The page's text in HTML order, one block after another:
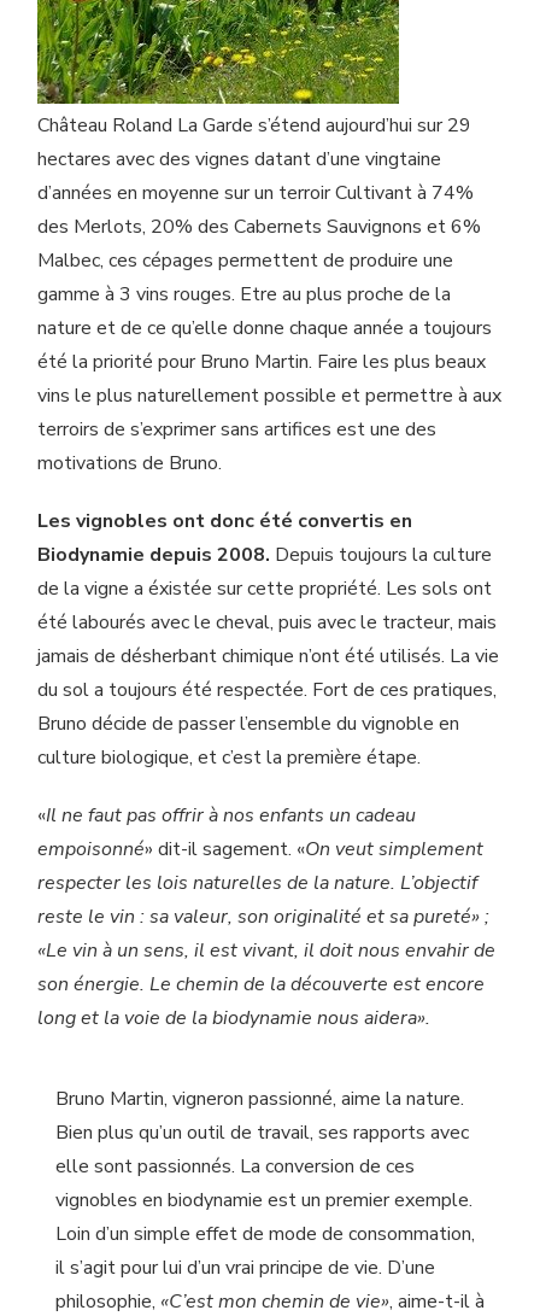
Château Roland La Garde s’étend aujourd’hui sur 29
hectares avec des vignes datant d’une vingtaine
d’années en moyenne sur un terroir Cultivant à 74%
des Merlots, 20% des Cabernets Sauvignons et 6%
Malbec, ces cépages permettent de produire une
gamme à 3 vins rouges. Etre au plus proche de la
nature et de ce qu’elle donne chaque année a toujours
été la priorité pour Bruno Martin. Faire les plus beaux
vins le plus naturellement possible et permettre à aux
terroirs de s’exprimer sans artifices est une des
motivations de Bruno.
Les vignobles ont donc été convertis en
Biodynamie depuis 2008. Depuis toujours la culture
de la vigne a éxistée sur cette propriété. Les sols ont
été labourés avec le cheval, puis avec le tracteur, mais
jamais de désherbant chimique n’ont été utilisés. La vie
du sol a toujours été respectée. Fort de ces pratiques,
Bruno décide de passer l’ensemble du vignoble en
culture biologique, et c’est la première étape.
«Il ne faut pas offrir à nos enfants un cadeau
empoisonné» dit-il sagement. «On veut simplement
respecter les lois naturelles de la nature. L’objectif
reste le vin : sa valeur, son originalité et sa pureté» ;
«Le vin à un sens, il est vivant, il doit nous envahir de
son énergie. Le chemin de la découverte est encore
long et la voie de la biodynamie nous aidera».
Bruno Martin, vigneron passionné, aime la nature.
Bien plus qu’un outil de travail, ses rapports avec
elle sont passionnés. La conversion de ces
vignobles en biodynamie est un premier exemple.
Loin d’un simple effet de mode de consommation,
il s’agit pour lui d’un vrai principe de vie. D’une
philosophie, «C’est mon chemin de vie», aime-t-il à